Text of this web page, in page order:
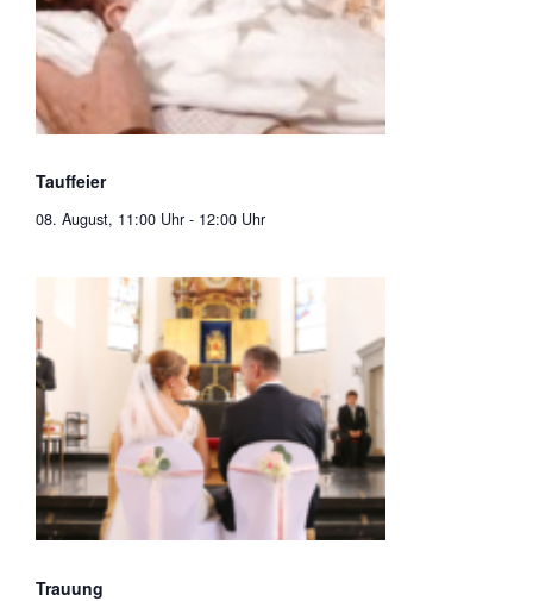
Tauffeier
08. August, 11:00 Uhr - 12:00 Uhr
Trauung